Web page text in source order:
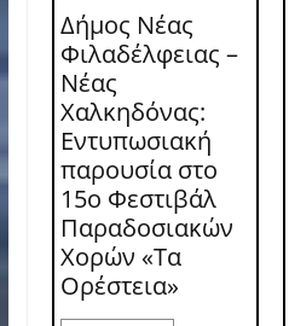
Δήμος Νέας
Φιλαδέλφειας –
Νέας
Χαλκηδόνας:
Εντυπωσιακή
παρουσία στο
15ο Φεστιβάλ
Παραδοσιακών
Χορών «Τα
Ορέστεια»